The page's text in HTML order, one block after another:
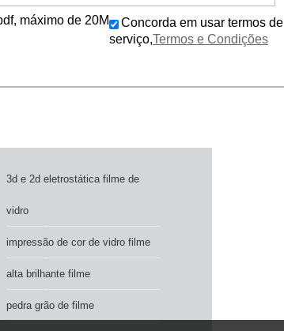
máximo de 20M
Concorda em usar termos de
serviço,Termos e Condições
3d e 2d eletrostática filme de
vidro
impressão de cor de vidro filme
alta brilhante filme
pedra grão de filme